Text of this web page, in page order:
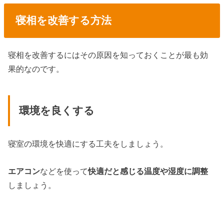
寝相を改善する方法
寝相を改善するにはその原因を知っておくことが最も効
果的なのです。
環境を良くする
寝室の環境を快適にする工夫をしましょう。
エアコンなどを使って快適だと感じる温度や湿度に調整
しましょう。